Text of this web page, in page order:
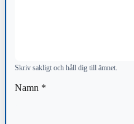
Skriv sakligt och håll dig till ämnet.
Namn *